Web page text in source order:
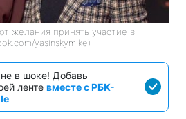
желания принять участие в
yasinskymike)
в шоке! Добавь
ленте вместе с РБК-